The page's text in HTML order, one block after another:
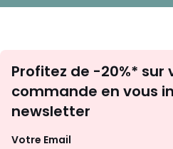
Profitez de -20%*
commande en vous
newsletter
Votre Email